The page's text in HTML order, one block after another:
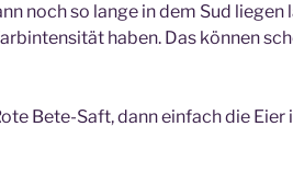
noch so lange in dem Sud liegen
haben. Das können
Bete-Saft, dann einfach die Eier